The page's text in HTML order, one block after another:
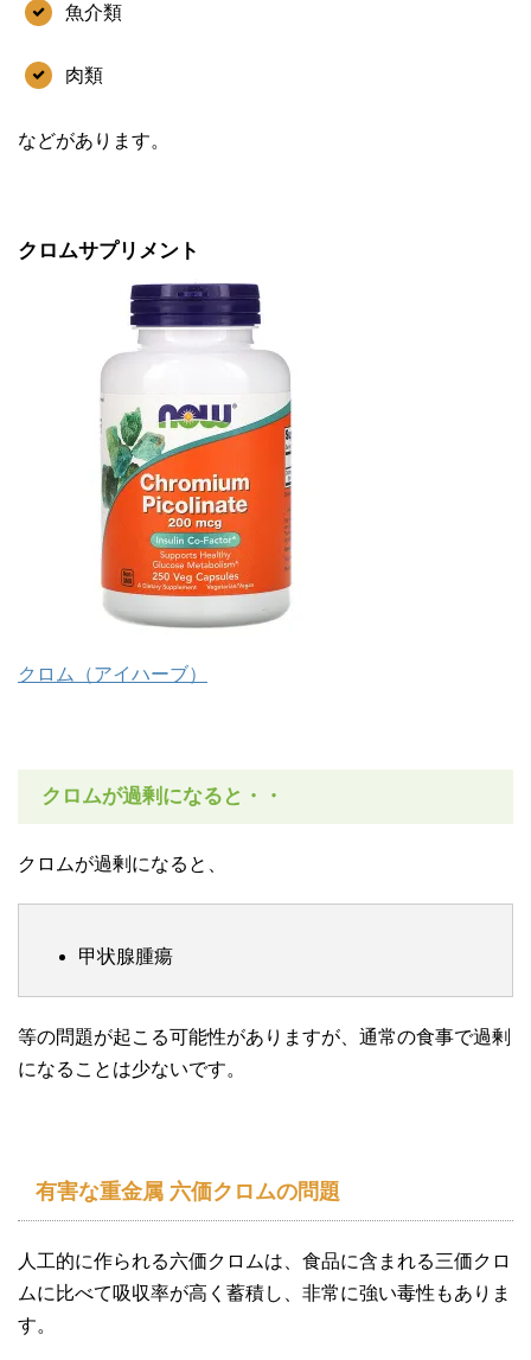
魚介類
肉類
などがあります。
クロムサプリメント
クロム（アイハーブ）
クロムが過剰になると・・
クロムが過剰になると、
甲状腺腫瘍
等の問題が起こる可能性がありますが、通常の食事で過剰
になることは少ないです。
有害な重金属 六価クロムの問題
人工的に作られる六価クロムは、食品に含まれる三価クロ
ムに比べて吸収率が高く蓄積し、非常に強い毒性もありま
す。